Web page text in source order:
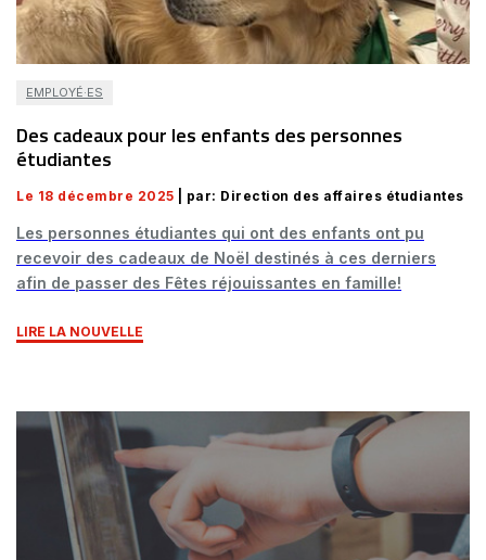
EMPLOYÉ·ES
Des cadeaux pour les enfants des personnes
étudiantes
Le 18 décembre 2025 | par: Direction des affaires étudiantes
Les personnes étudiantes qui ont des enfants ont pu
recevoir des cadeaux de Noël destinés à ces derniers
afin de passer des Fêtes réjouissantes en famille!
LIRE LA NOUVELLE